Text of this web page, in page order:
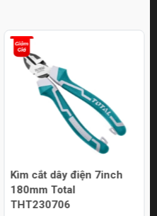
Kìm cắt dây điện 7inch
180mm Total
THT230706